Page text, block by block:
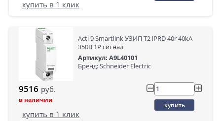
купить в 1 клик
Acti 9 Smartlink УЗИП Т2 iPRD 40r 40kA
350В 1P сигнал
Артикул: A9L40101
Бренд: Schneider Electric
9516 руб.
в наличии
купить
купить в 1 клик